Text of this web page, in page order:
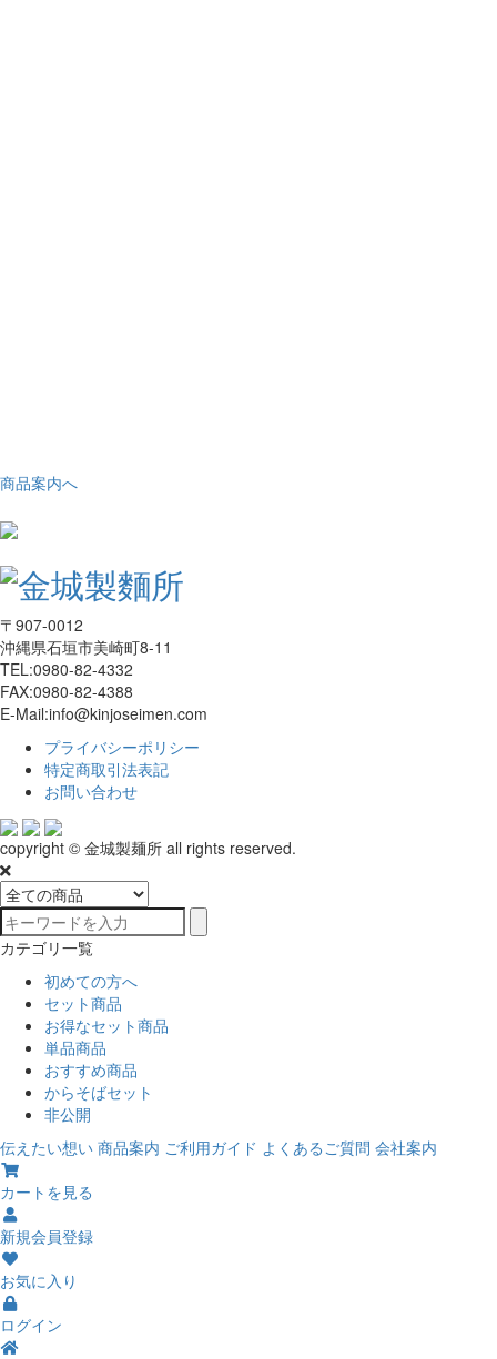
商品案内へ
〒907-0012
沖縄県石垣市美崎町8-11
TEL:0980-82-4332
FAX:0980-82-4388
E-Mail:info@kinjoseimen.com
プライバシーポリシー
特定商取引法表記
お問い合わせ
copyright © 金城製麺所 all rights reserved.
カテゴリ一覧
初めての方へ
セット商品
お得なセット商品
単品商品
おすすめ商品
からそばセット
非公開
伝えたい想い 商品案内 ご利用ガイド よくあるご質問 会社案内
カートを見る
新規会員登録
お気に入り
ログイン